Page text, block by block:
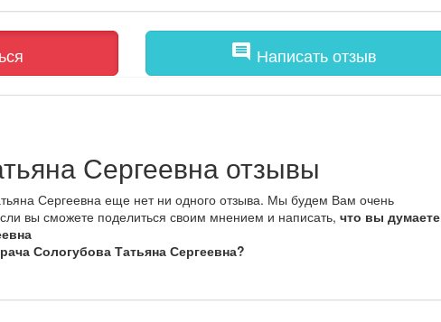
comment Написать отзыв
Сергеевна отзывы
Сергеевна еще нет ни одного отзыва. Мы будем Вам очень
вы сможете поделиться своим мнением и написать, что вы думаете
Сологубова Татьяна Сергеевна?